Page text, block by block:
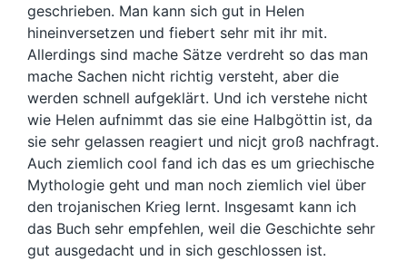
geschrieben. Man kann sich gut in Helen
hineinversetzen und fiebert sehr mit ihr mit.
Allerdings sind mache Sätze verdreht so das man
mache Sachen nicht richtig versteht, aber die
werden schnell aufgeklärt. Und ich verstehe nicht
wie Helen aufnimmt das sie eine Halbgöttin ist, da
sie sehr gelassen reagiert und nicjt groß nachfragt.
Auch ziemlich cool fand ich das es um griechische
Mythologie geht und man noch ziemlich viel über
den trojanischen Krieg lernt. Insgesamt kann ich
das Buch sehr empfehlen, weil die Geschichte sehr
gut ausgedacht und in sich geschlossen ist.